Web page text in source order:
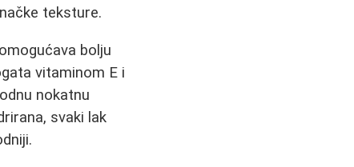
teksture.
bolju
vitaminom E i
nokatnu
svaki lak